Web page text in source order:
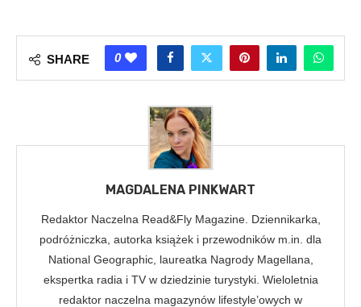
SHARE 0
MAGDALENA PINKWART
Redaktor Naczelna Read&Fly Magazine. Dziennikarka,
podróżniczka, autorka książek i przewodników m.in. dla
National Geographic, laureatka Nagrody Magellana,
ekspertka radia i TV w dziedzinie turystyki. Wieloletnia
redaktor naczelna magazynów lifestyle’owych w